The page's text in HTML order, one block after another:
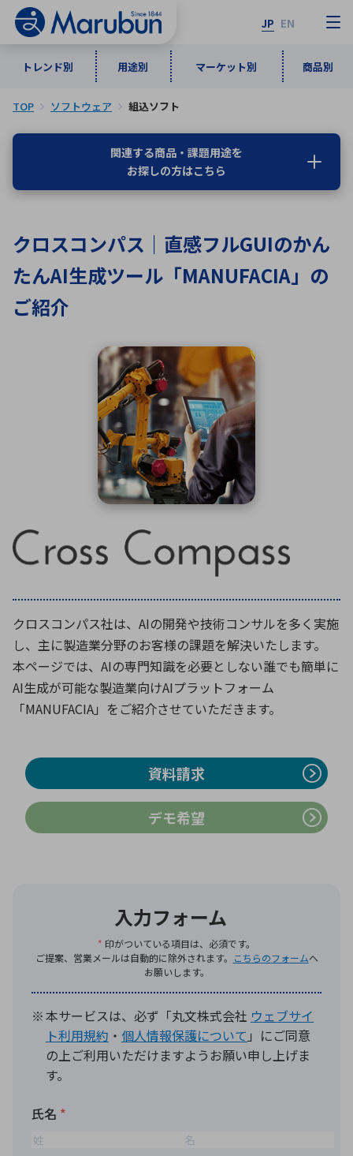
JP EN
トレンド別 用途別 マーケット別 商品別
トレンド別
インダストリアルDXソリューション
5G・Local 5G
ロボティクス（AI）
データセンタ・クラウド
ミリ波レーダー
ブログ｜ここから始まる最新技術
用途別
通信・ネットワーク
監視・セキュリティ
品質管理・検査
接着・接合
製品製造・加工
レーダ・衛星通信
照射
シミュレーター
環境構築・開発システム
半導体・電子部品小ロット
マーケット別
情報通信 宇宙・防衛
民生 医療
商品別
計測・測定・表示機器 検査・分析機器
ICTソリューション 組立・ロボティクス
レーザー・光学部品 組込コンピュータ
医療機器
メーカ一覧
な行
は行 ま行
や行
ら行
わ行
B C
F G
J K
N
R S
Y
検索
TOP ソフトウェア 組込ソフト
関連する商品・課題用途を
お探しの方はこちら
クロスコンパス｜直感フルGUIのかん
たんAI生成ツール「MANUFACIA」の
ご紹介
クロスコンパス社は、AIの開発や技術コンサルを多く実施
し、主に製造業分野のお客様の課題を解決いたします。
本ページでは、AIの専門知識を必要としない誰でも簡単に
AI生成が可能な製造業向けAIプラットフォーム
「MANUFACIA」をご紹介させていただきます。
資料請求
デモ希望